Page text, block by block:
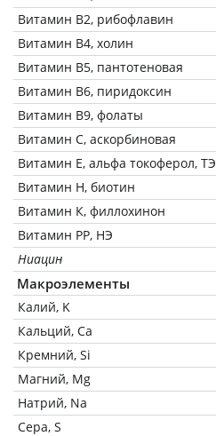
Витамин В2, рибофлавин
Витамин В4, холин
Витамин В5, пантотеновая
Витамин В6, пиридоксин
Витамин В9, фолаты
Витамин C, аскорбиновая
Витамин Е, альфа токоферол, ТЭ
Витамин Н, биотин
Витамин К, филлохинон
Витамин РР, НЭ
Ниацин
Макроэлементы
Калий, K
Кальций, Ca
Кремний, Si
Магний, Mg
Натрий, Na
Сера, S